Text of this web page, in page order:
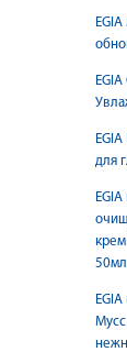
для
50мл